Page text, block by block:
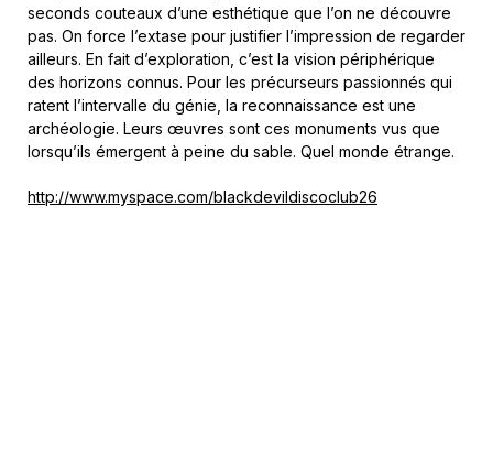
seconds couteaux d’une esthétique que l’on ne découvre
pas. On force l’extase pour justifier l’impression de regarder
ailleurs. En fait d’exploration, c’est la vision périphérique
des horizons connus. Pour les précurseurs passionnés qui
ratent l’intervalle du génie, la reconnaissance est une
archéologie. Leurs œuvres sont ces monuments vus que
lorsqu’ils émergent à peine du sable. Quel monde étrange.
http://www.myspace.com/blackdevildiscoclub26